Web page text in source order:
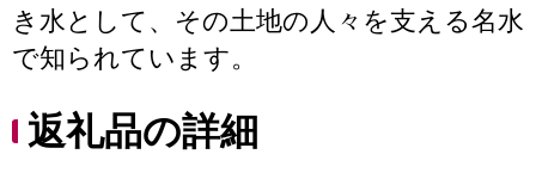
き水として、その土地の人々を支える名水
で知られています。
返礼品の詳細